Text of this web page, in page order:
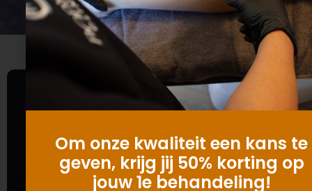
Om onze kwaliteit een kans te
geven, krijg jij 50% korting op
jouw 1e behandeling!